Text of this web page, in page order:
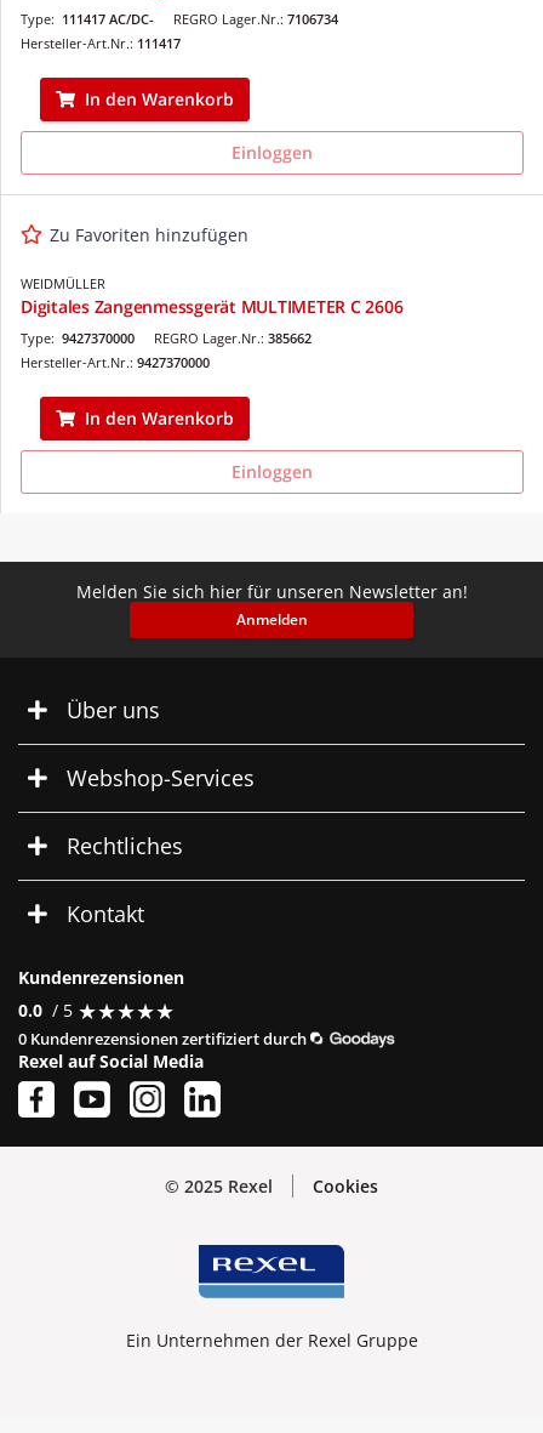
REGRO Lager.Nr.: 7106734
Type: 111417 AC/DC-
Hersteller-Art.Nr.: 111417
In den Warenkorb
Einloggen
Zu Favoriten hinzufügen
WEIDMÜLLER
Digitales Zangenmessgerät MULTIMETER C 2606
REGRO Lager.Nr.: 385662
Type: 9427370000
Hersteller-Art.Nr.: 9427370000
In den Warenkorb
Einloggen
Melden Sie sich hier für unseren Newsletter an!
Anmelden
Über uns
Webshop-Services
Rechtliches
Kontakt
Kundenrezensionen
0.0 / 5 ★★★★★
★★★★★
0 Kundenrezensionen zertifiziert durch
Rexel auf Social Media
© 2025 Rexel Cookies
Ein Unternehmen der Rexel Gruppe